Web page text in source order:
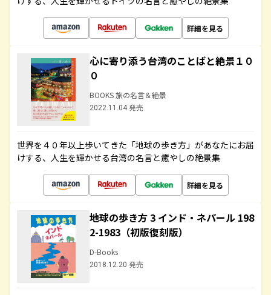
詳細を見る
心に寄り添う台湾のことばと絶景１０
０
BOOKS 旅の名言＆絶景
2022.11.04 発売
世界を４０年以上歩いてきた「地球の歩き方」があなたにお届
けする、人生を輝かせる台湾の名言と癒やしの絶景集
詳細を見る
地球の歩き方 3 インド・ネパール 198
2-1983（初版復刻版）
D-Books
2018.12.20 発売